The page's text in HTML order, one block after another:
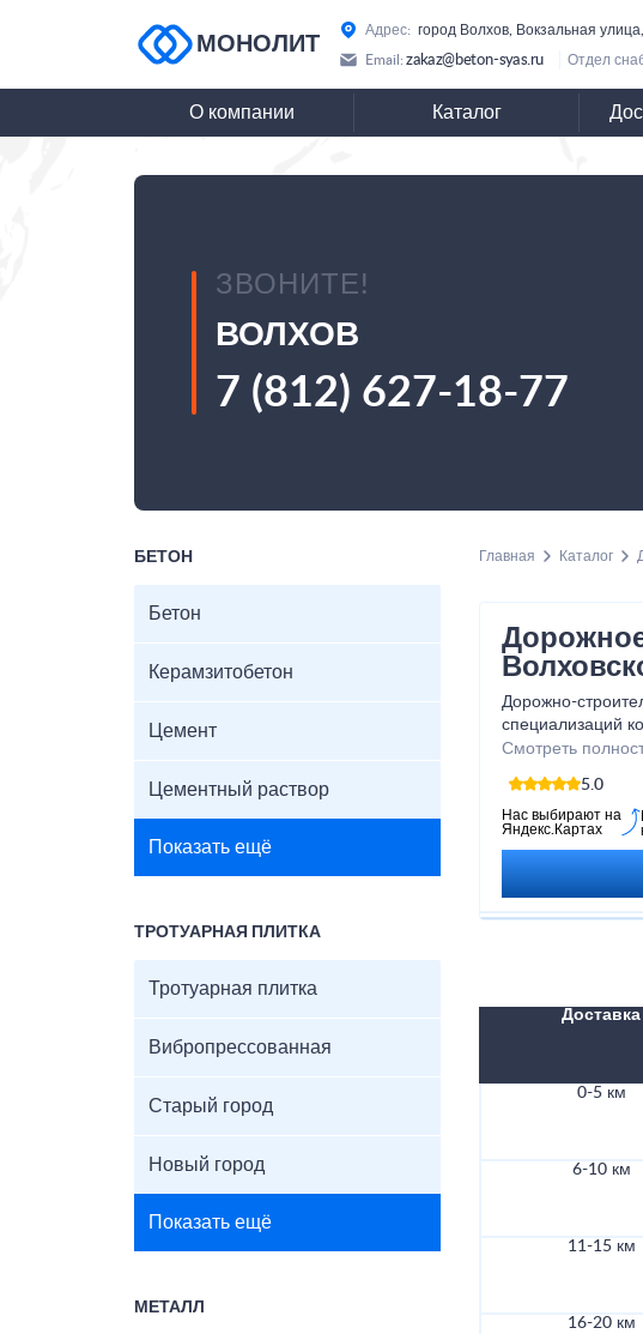
МОНОЛИТ
Адрес: город Волхов, Вокзальная
Email: zakaz@beton-syas.ru Отдел
О компании Каталог
ЗВОНИТЕ!
ВОЛХОВ
7 (812) 627-18-77
БЕТОН
Бетон
Керамзитобетон
Цемент
Цементный раствор
Показать ещё
ТРОТУАРНАЯ ПЛИТКА
Тротуарная плитка
Вибропрессованная
Старый город
Новый город
Показать ещё
МЕТАЛЛ
Главная Каталог
Дорожно-
специализаций
строительство
Смотреть
5.0
Нас выбирают на
Яндекс.Картах
Доставка
0-5 км
6-10 км
11-15 км
16-20 км